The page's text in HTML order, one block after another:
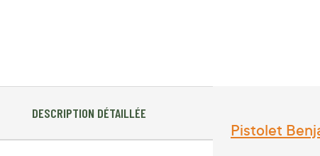
DESCRIPTION DÉTAILLÉE
Pistolet